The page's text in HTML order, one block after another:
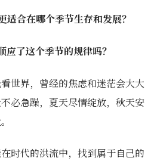
适合在哪个季节生存和发展？
了这个季节的规律吗？
世界，曾经的焦虑和迷茫会大大
必急躁，夏天尽情绽放，秋天安
时代的洪流中，找到属于自己的